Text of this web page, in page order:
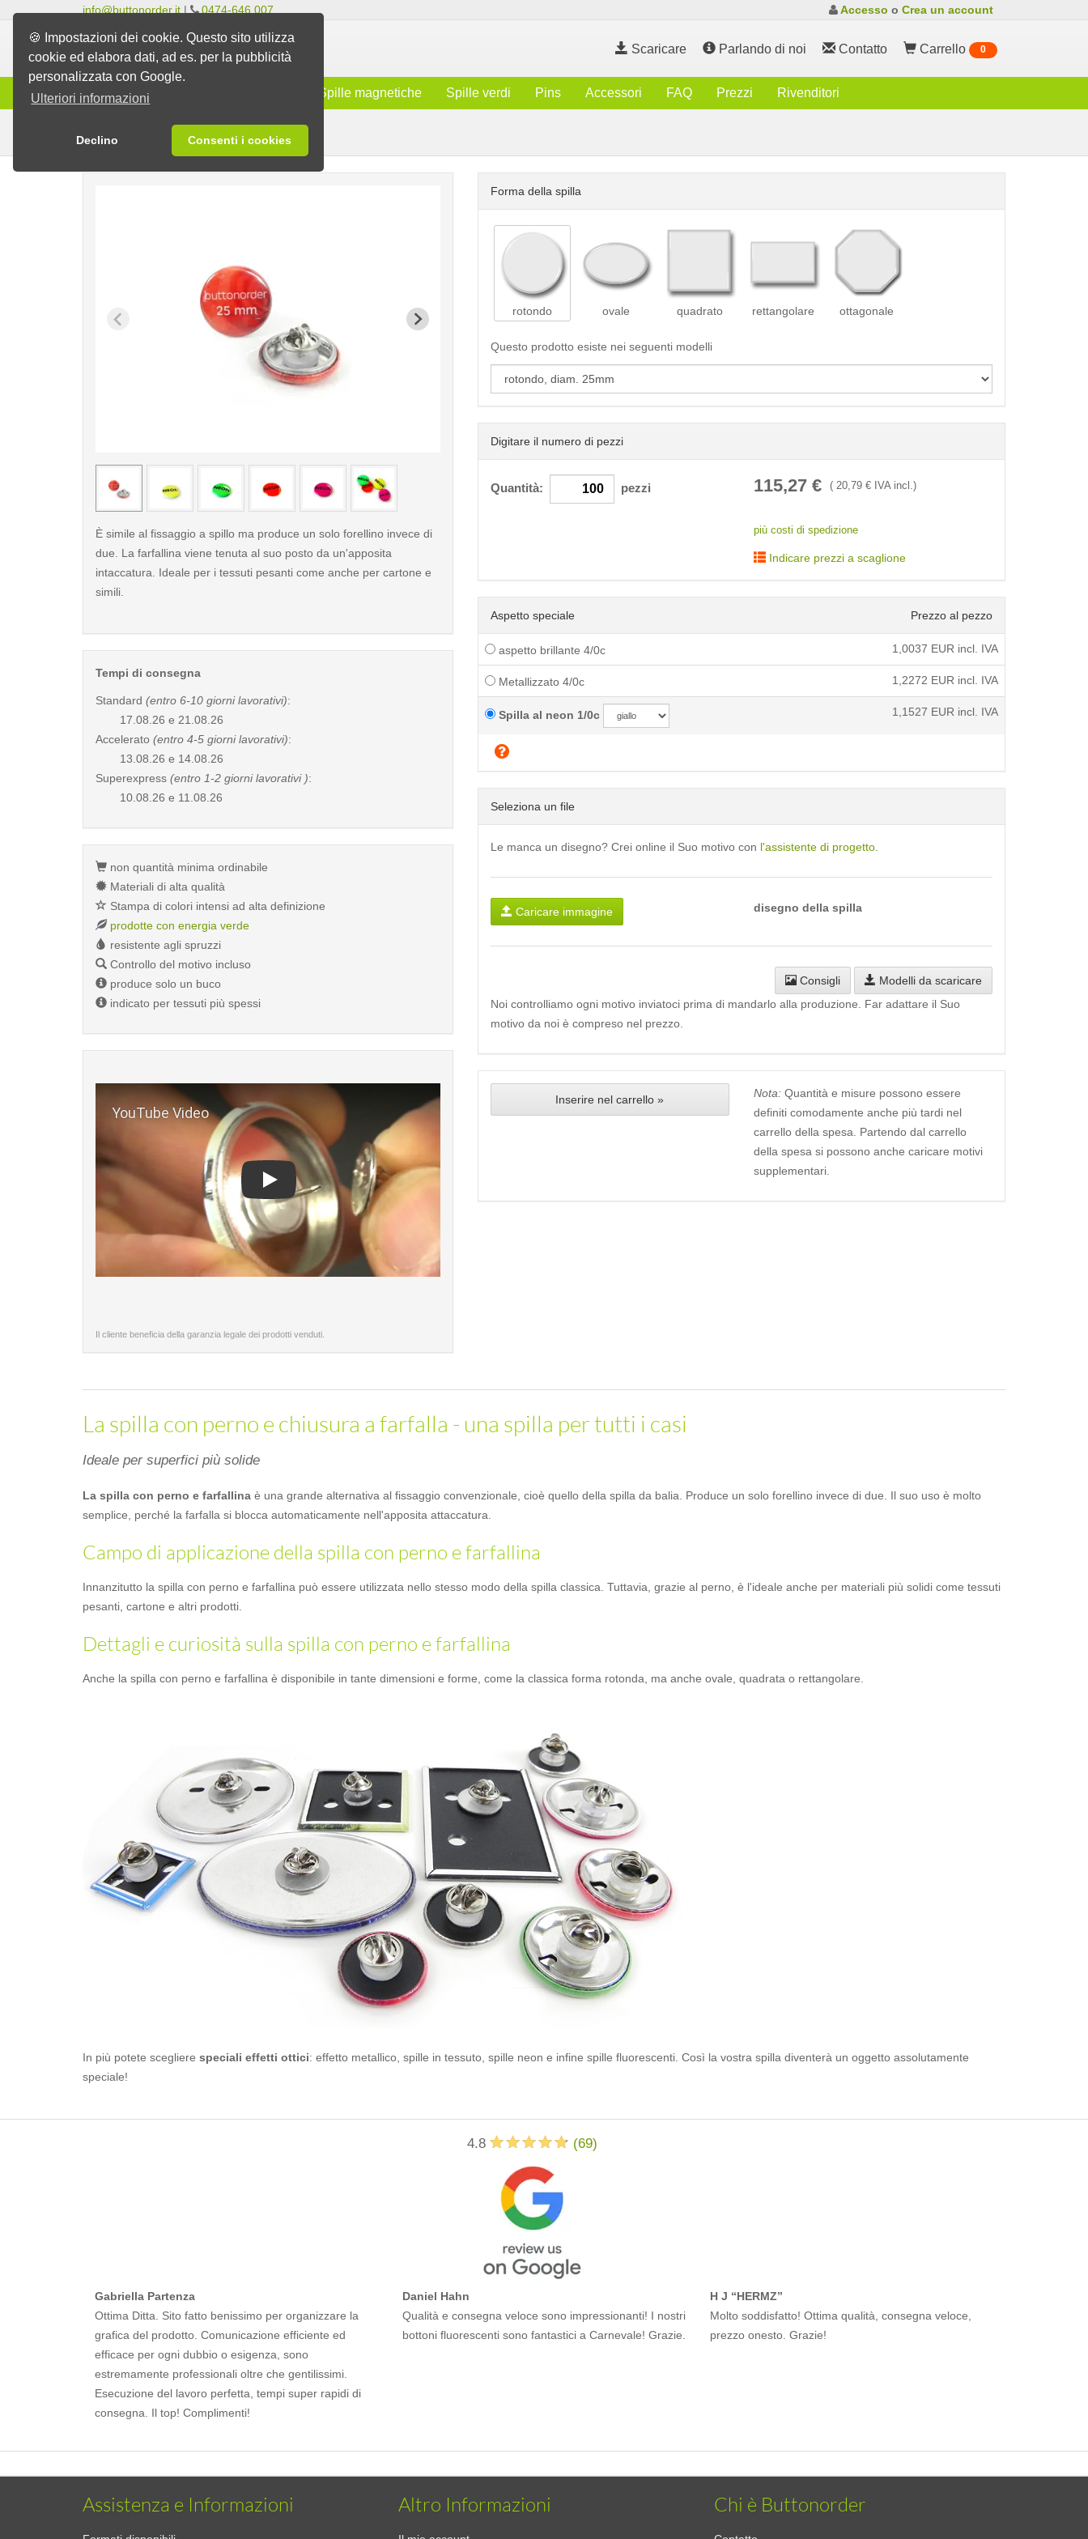
🍪 Impostazioni dei cookie. Questo sito utilizza
cookie ed elabora dati, ad es. per la pubblicità
personalizzata con Google.
Ulteriori informazioni
Declino Consenti i cookies
info@buttonorder.it | 0474-646 007 Accesso o Crea un account
Scaricare Parlando di noi Contatto Carrello 0
Gamma Spille magnetiche Spille verdi Pins Accessori FAQ Prezzi Rivenditori
Spille Spille a perno
Forma della spilla
rotondo ovale quadrato rettangolare ottagonale
Questo prodotto esiste nei seguenti modelli
Digitare il numero di pezzi
Quantità: pezzi 115,27€ ( 20,79€ IVA incl.)
più costi di spedizione
Indicare prezzi a scaglione
Aspetto speciale Prezzo al pezzo
aspetto brillante 4/0c 1,0037 EUR incl. IVA
Metallizzato 4/0c 1,2272 EUR incl. IVA
Spilla al neon 1/0c 1,1527 EUR incl. IVA
Seleziona un file
Le manca un disegno? Crei online il Suo motivo con l'assistente di progetto.
Caricare immagine disegno della spilla
Consigli
Modelli da scaricare
Noi controlliamo ogni motivo inviatoci prima di mandarlo alla produzione. Far adattare il Suo
motivo da noi è compreso nel prezzo.
Inserire nel carrello » Nota:Quantità e misure possono essere
definiti comodamente anche più tardi nel
carrello della spesa. Partendo dal carrello
della spesa si possono anche caricare motivi
supplementari.
< /picture> < /picture> < /picture>
È simile al fissaggio a spillo ma produce un solo forellino invece di
due. La farfallina viene tenuta al suo posto da un'apposita
intaccatura. Ideale per i tessuti pesanti come anche per cartone e
simili.
Tempi di consegna
Standard (entro 6-10 giorni lavorativi):
17.08.26 e 21.08.26
Accelerato (entro 4-5 giorni lavorativi):
13.08.26 e 14.08.26
Superexpress (entro 1-2 giorni lavorativi ):
10.08.26 e 11.08.26
non quantità minima ordinabile
Materiali di alta qualità
Stampa di colori intensi ad alta definizione
prodotte con energia verde
resistente agli spruzzi
Controllo del motivo incluso
produce solo un buco
indicato per tessuti più spessi
Il cliente beneficia della garanzia legale dei prodotti venduti.
La spilla con perno e chiusura a farfalla - una spilla per tutti i casi
Ideale per superfici più solide
La spilla con perno e farfallina è una grande alternativa al fissaggio convenzionale, cioè quello della spilla da balia. Produce un solo forellino invece di due. Il suo uso è molto
semplice, perché la farfalla si blocca automaticamente nell'apposita attaccatura.
Campo di applicazione della spilla con perno e farfallina
Innanzitutto la spilla con perno e farfallina può essere utilizzata nello stesso modo della spilla classica. Tuttavia, grazie al perno, è l'ideale anche per materiali più solidi come tessuti
pesanti, cartone e altri prodotti.
Dettagli e curiosità sulla spilla con perno e farfallina
Anche la spilla con perno e farfallina è disponibile in tante dimensioni e forme, come la classica forma rotonda, ma anche ovale, quadrata o rettangolare.
In più potete scegliere speciali effetti ottici: effetto metallico, spille in tessuto, spille neon e infine spille fluorescenti. Così la vostra spilla diventerà un oggetto assolutamente
speciale!
4.8 (69)
Gabriella Partenza
Ottima Ditta. Sito fatto benissimo per organizzare la
grafica del prodotto. Comunicazione efficiente ed
efficace per ogni dubbio o esigenza, sono
estremamente professionali oltre che gentilissimi.
Esecuzione del lavoro perfetta, tempi super rapidi di
consegna. Il top! Complimenti!
Daniel Hahn
Qualità e consegna veloce sono impressionanti! I nostri
bottoni fluorescenti sono fantastici a Carnevale! Grazie.
H J “HERMZ”
Molto soddisfatto! Ottima qualità, consegna veloce,
prezzo onesto. Grazie!
Assistenza e Informazioni Altro Informazioni Chi è Buttonorder